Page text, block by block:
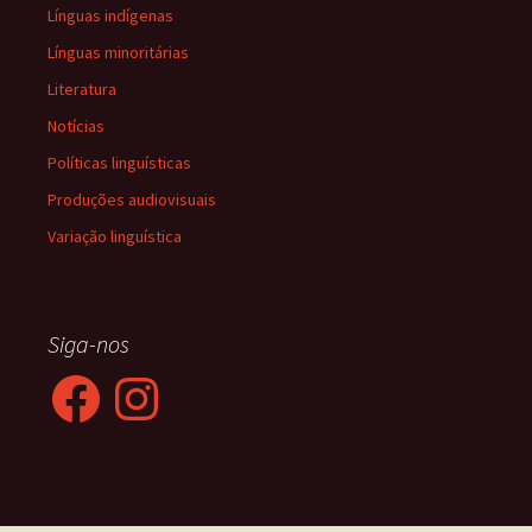
Línguas indígenas
Línguas minoritárias
Literatura
Notícias
Políticas linguísticas
Produções audiovisuais
Variação linguística
Siga-nos
FacebookInstagram